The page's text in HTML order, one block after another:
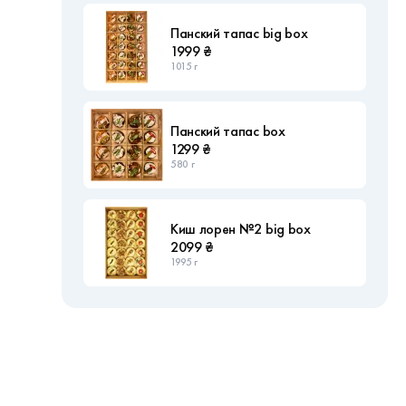
Панский тапас big box
1999 ₴
1015 г
Панский тапас box
1299 ₴
580 г
Киш лорен №2 big box
2099 ₴
1995 г